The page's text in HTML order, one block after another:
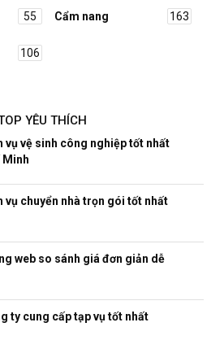
55 Cẩm nang 163
106
YÊU THÍCH
vụ vệ sinh công nghiệp tốt nhất
Minh
vụ chuyển nhà trọn gói tốt nhất
web so sánh giá đơn giản dễ
ty cung cấp tạp vụ tốt nhất